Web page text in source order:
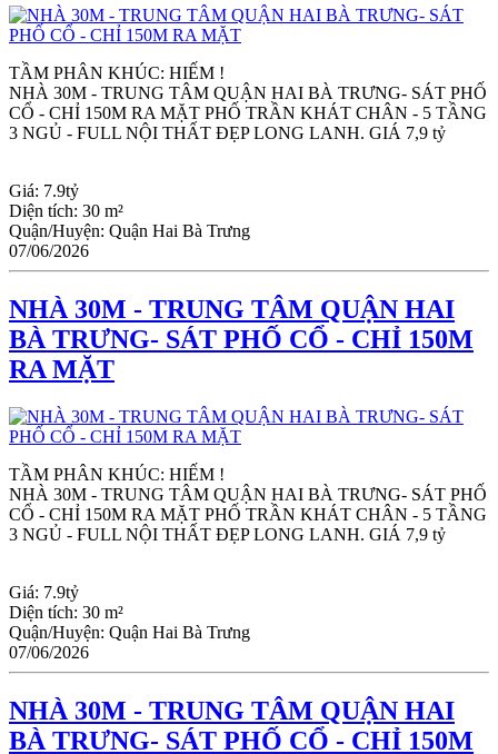
TẦM PHÂN KHÚC: HIẾM !
NHÀ 30M - TRUNG TÂM QUẬN HAI BÀ TRƯNG- SÁT PHỐ
CỔ - CHỈ 150M RA MẶT PHỐ TRẦN KHÁT CHÂN - 5 TẦNG
3 NGỦ - FULL NỘI THẤT ĐẸP LONG LANH. GIÁ 7,9 tỷ
Giá: 7.9tỷ
Diện tích: 30 m²
Quận/Huyện: Quận Hai Bà Trưng
07/06/2026
NHÀ 30M - TRUNG TÂM QUẬN HAI
BÀ TRƯNG- SÁT PHỐ CỔ - CHỈ 150M
RA MẶT
TẦM PHÂN KHÚC: HIẾM !
NHÀ 30M - TRUNG TÂM QUẬN HAI BÀ TRƯNG- SÁT PHỐ
CỔ - CHỈ 150M RA MẶT PHỐ TRẦN KHÁT CHÂN - 5 TẦNG
3 NGỦ - FULL NỘI THẤT ĐẸP LONG LANH. GIÁ 7,9 tỷ
Giá: 7.9tỷ
Diện tích: 30 m²
Quận/Huyện: Quận Hai Bà Trưng
07/06/2026
NHÀ 30M - TRUNG TÂM QUẬN HAI
BÀ TRƯNG- SÁT PHỐ CỔ - CHỈ 150M